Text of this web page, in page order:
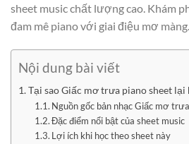
sheet music chất lượng cao. Khám
đam mê piano với giai điệu mơ màng.
Nội dung bài viết
Tại sao Giấc mơ trưa piano sheet lại
Nguồn gốc bản nhạc Giấc mơ trưa
Đặc điểm nổi bật của sheet music
Lợi ích khi học theo sheet này